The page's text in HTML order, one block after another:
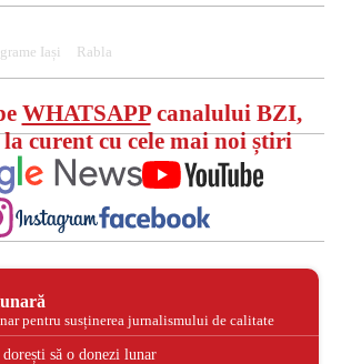
Iași Rabla
WHATSAPPcanalului BZI,
curent cu cele mai noi știri
pentru susținerea jurnalismului de calitate
să o donezi lunar